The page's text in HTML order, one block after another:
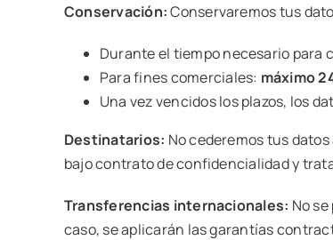
Conservación:Conservaremos tus
Durante el tiempo necesario para
Para fines comerciales: máximo
Una vez vencidos los plazos, los
Destinatarios: No cederemos tus
bajo contrato de confidencialidad y
Transferencias internacionales: No
caso, se aplicarán las garantías